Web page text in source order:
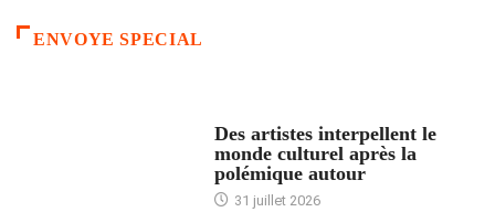
ENVOYE SPECIAL
Des artistes interpellent le
monde culturel après la
polémique autour
31 juillet 2026